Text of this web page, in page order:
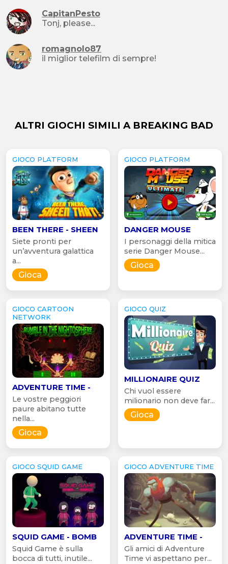
CapitanPesto
Tonj, please...
romagnolo87
il miglior telefilm di sempre!
ALTRI GIOCHI SIMILI A BREAKING BAD
GIOCO PLATFORM
BEEN THERE - SHEEN
Siete pronti per
un’avventura galattica
a...
Gioca
GIOCO PLATFORM
DANGER MOUSE
I personaggi della mitica
serie Danger Mouse...
Gioca
GIOCO CARTOON
NETWORK
ADVENTURE TIME -
Le vostre peggiori
paure abitano tutte
nella...
Gioca
GIOCO QUIZ
MILLIONAIRE QUIZ
Chi vuol essere
milionario non deve far...
Gioca
GIOCO SQUID GAME
SQUID GAME - BOMB
Squid Game è sulla
bocca di tutti, inutile...
GIOCO ADVENTURE TIME
ADVENTURE TIME -
Gli amici di Adventure
Time vi aspettano per...